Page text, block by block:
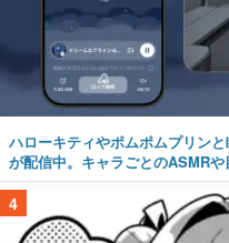
ハローキティやポムポムプリン
が配信中。キャラごとのASMR
4